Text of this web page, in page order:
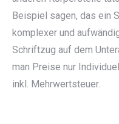
Beispiel sagen, das ein
komplexer und
Schriftzug auf dem
man Preise nur
inkl. Mehrwertsteuer.